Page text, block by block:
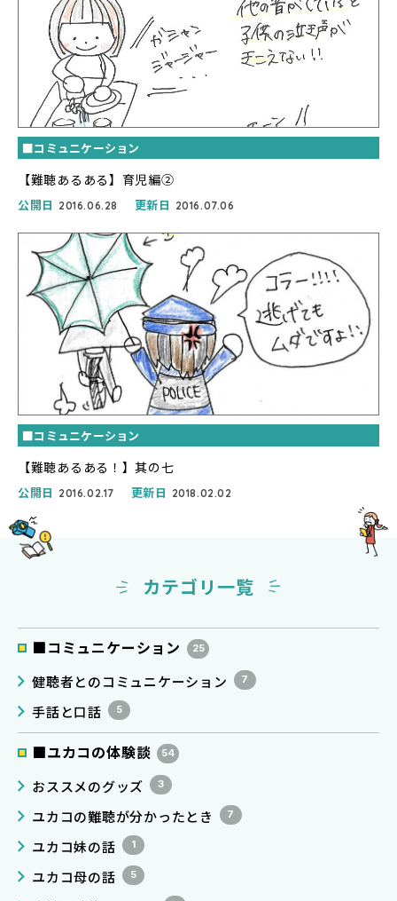
■コミュニケーション
【難聴あるある】育児編②
公開日 2016.06.28 更新日 2016.07.06
■コミュニケーション
【難聴あるある！】其の七
公開日 2016.02.17 更新日 2018.02.02
カテゴリ一覧
■コミュニケーション 25
健聴者とのコミュニケーション 7
手話と口話 5
■ユカコの体験談 54
おススメのグッズ 3
ユカコの難聴が分かったとき 7
ユカコ妹の話 1
ユカコ母の話 5